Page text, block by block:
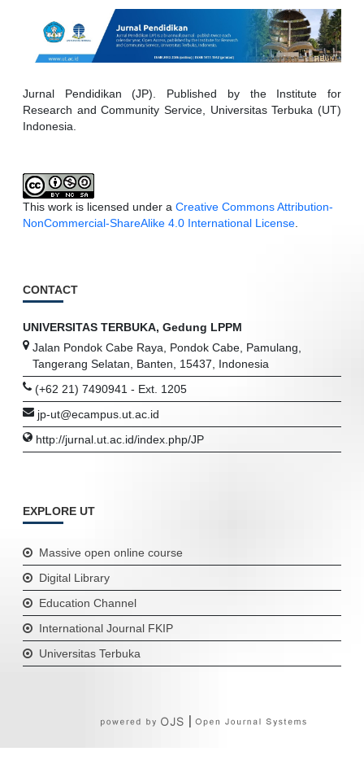
Jurnal Pendidikan (JP). Published by the Institute for
Research and Community Service, Universitas Terbuka (UT)
Indonesia.
This work is licensed under a Creative Commons Attribution-
NonCommercial-ShareAlike 4.0 International License
CONTACT
UNIVERSITAS TERBUKA, Gedung LPPM
Jalan Pondok Cabe Raya, Pondok Cabe, Pamulang,
Tangerang Selatan, Banten, 15437, Indonesia
(+62 21) 7490941 - Ext. 1205
jp-ut@ecampus.ut.ac.id
http://jurnal.ut.ac.id/index.php/JP
EXPLORE UT
Massive open online course
Digital Library
Education Channel
International Journal FKIP
Universitas Terbuka